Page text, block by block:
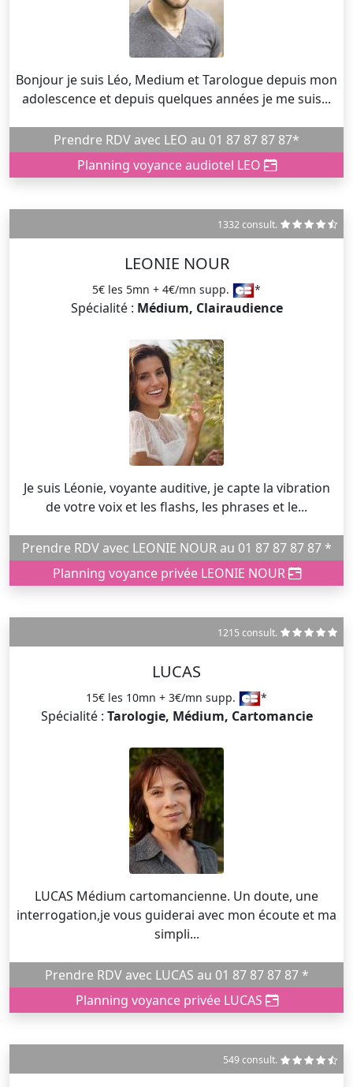
Bonjour je suis Léo, Medium et Tarologue depuis mon
adolescence et depuis quelques années je me suis...
Prendre RDV avec LEO au 01 87 87 87 87*
Planning voyance audiotel LEO
1332 consult.
LEONIE NOUR
5€ les 5mn + 4€/mn supp. *
Spécialité : Médium, Clairaudience
Je suis Léonie, voyante auditive, je capte la vibration
de votre voix et les flashs, les phrases et le...
Prendre RDV avec LEONIE NOUR au 01 87 87 87 87 *
Planning voyance privée LEONIE NOUR
1215 consult.
LUCAS
15€ les 10mn + 3€/mn supp. *
Spécialité : Tarologie, Médium, Cartomancie
LUCAS Médium cartomancienne. Un doute, une
interrogation,je vous guiderai avec mon écoute et ma
simpli...
Prendre RDV avec LUCAS au 01 87 87 87 87 *
Planning voyance privée LUCAS
549 consult.